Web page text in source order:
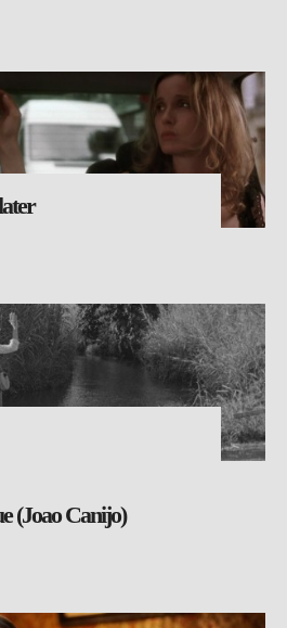
(Joao Canijo)